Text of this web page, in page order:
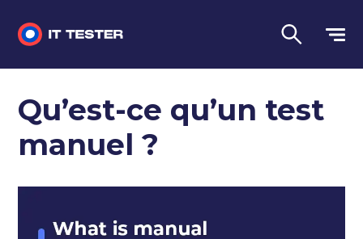
Questions d'entretien
Qu’est-ce qu’un test
manuel ?